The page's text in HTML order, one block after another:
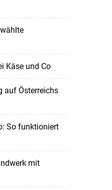
Käse und Co
auf Österreichs
So funktioniert
mit